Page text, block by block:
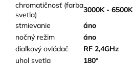
chromatičnosť (farba
svetla)
3000K - 6500K
stmievanie
áno
nočný režim
áno
diaľkový ovládač
RF 2,4GHz
uhol svetla
180°